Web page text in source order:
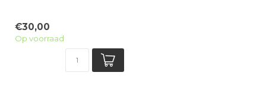
€30,00
Op voorraad